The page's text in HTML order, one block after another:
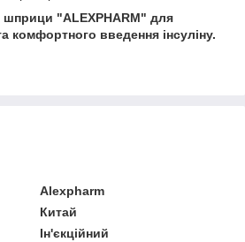
шприци "ALEXPHARM" для
комфортного введення інсуліну.
Alexpharm
Китай
Ін'єкційний